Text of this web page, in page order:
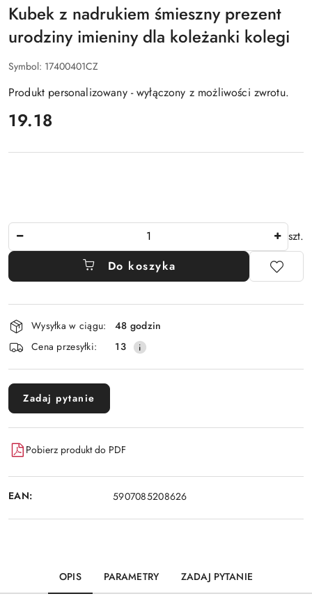
Kubek z nadrukiem śmieszny prezent
urodziny imieniny dla koleżanki kolegi
Symbol: 17400401CZ
Produkt personalizowany - wyłączony z możliwości zwrotu.
cena:
19.18
szt.
Do koszyka
Dostępność
i
dostawa
Wysyłka w ciągu:
48 godzin
Cena przesyłki:
13
Zadaj pytanie
Pobierz produkt do PDF
EAN: 5907085208626
OPIS PARAMETRY ZADAJ PYTANIE